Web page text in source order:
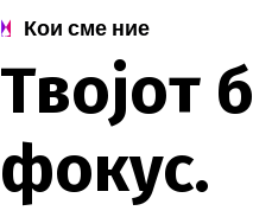
Кои сме ние
Твојот б
фокус.